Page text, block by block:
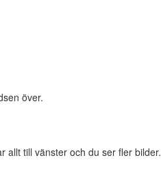
över.
allt till vänster och du ser fler bilder.